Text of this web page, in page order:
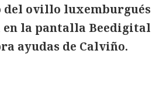
del ovillo luxemburgués
en la pantalla Beedigital
ayudas de Calviño.